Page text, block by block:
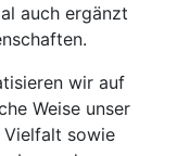
auch ergänzt
wir auf
Weise unser
Vielfalt sowie